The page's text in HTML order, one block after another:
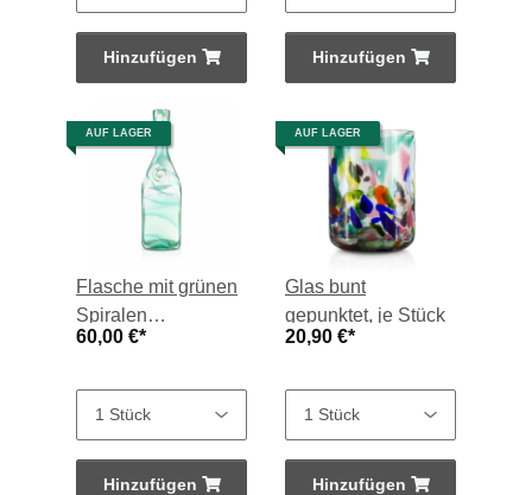
Hinzufügen Hinzufügen
AUF LAGER
Flasche mit grünen
Spiralen
eingearbeitet, je
60,00 €*
Hinzufügen
AUF LAGER
Glas bunt
gepunktet, je Stück
20,90 €*
Hinzufügen